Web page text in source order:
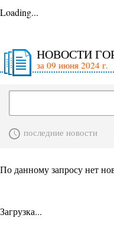
Loading...
НОВОСТИ
за 09 июня 2024 г.
последние новости
По данному запросу нет
Загрузка...